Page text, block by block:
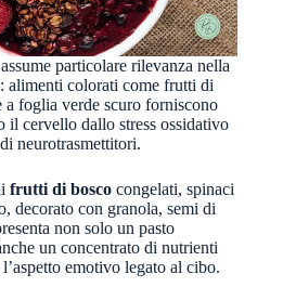
particolare rilevanza nella
alimenti colorati come frutti di
a foglia verde scuro forniscono
il cervello dallo stress ossidativo
neurotrasmettitori.
frutti di bosco congelati, spinaci
decorato con granola, semi di
non solo un pasto
un concentrato di nutrienti
emotivo legato al cibo.